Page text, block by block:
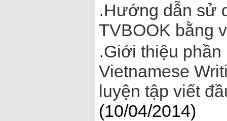
Hướng dẫn sử
TVBOOK bằng
Giới thiệu
Vietnamese
luyện tập viết
(10/04/2014)